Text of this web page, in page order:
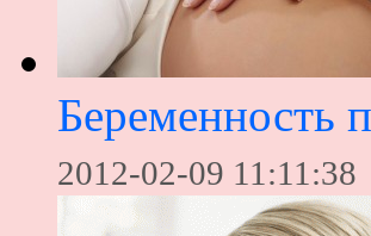
Беременность
2012-02-09 11:11:38